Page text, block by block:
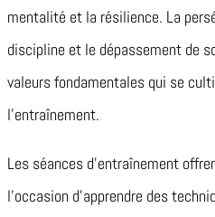
mentalité et la résilience. La
discipline et le dépassement de
valeurs fondamentales qui se
l’entraînement.
Les séances d’entraînement
l’occasion d’apprendre des